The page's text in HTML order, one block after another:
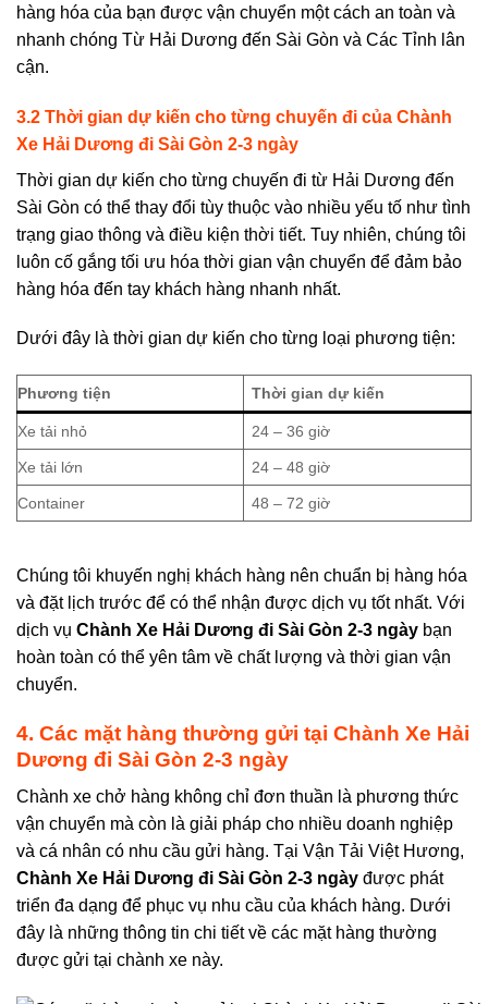
hàng hóa của bạn được vận chuyển một cách an toàn và
nhanh chóng Từ Hải Dương đến Sài Gòn và Các Tỉnh lân
cận.
3.2 Thời gian dự kiến cho từng chuyến đi của Chành
Xe Hải Dương đi Sài Gòn 2-3 ngày
Thời gian dự kiến cho từng chuyến đi từ Hải Dương đến
Sài Gòn có thể thay đổi tùy thuộc vào nhiều yếu tố như tình
trạng giao thông và điều kiện thời tiết. Tuy nhiên, chúng tôi
luôn cố gắng tối ưu hóa thời gian vận chuyển để đảm bảo
hàng hóa đến tay khách hàng nhanh nhất.
Dưới đây là thời gian dự kiến cho từng loại phương tiện:
Phương tiện Thời gian dự kiến
Xe tải nhỏ 24 – 36 giờ
Xe tải lớn 24 – 48 giờ
Container 48 – 72 giờ
Chúng tôi khuyến nghị khách hàng nên chuẩn bị hàng hóa
và đặt lịch trước để có thể nhận được dịch vụ tốt nhất. Với
dịch vụ Chành Xe Hải Dương đi Sài Gòn 2-3 ngày bạn
hoàn toàn có thể yên tâm về chất lượng và thời gian vận
chuyển.
4. Các mặt hàng thường gửi tại Chành Xe Hải
Dương đi Sài Gòn 2-3 ngày
Chành xe chở hàng không chỉ đơn thuần là phương thức
vận chuyển mà còn là giải pháp cho nhiều doanh nghiệp
và cá nhân có nhu cầu gửi hàng. Tại Vận Tải Việt Hương,
Chành Xe Hải Dương đi Sài Gòn 2-3 ngày được phát
triển đa dạng để phục vụ nhu cầu của khách hàng. Dưới
đây là những thông tin chi tiết về các mặt hàng thường
được gửi tại chành xe này.